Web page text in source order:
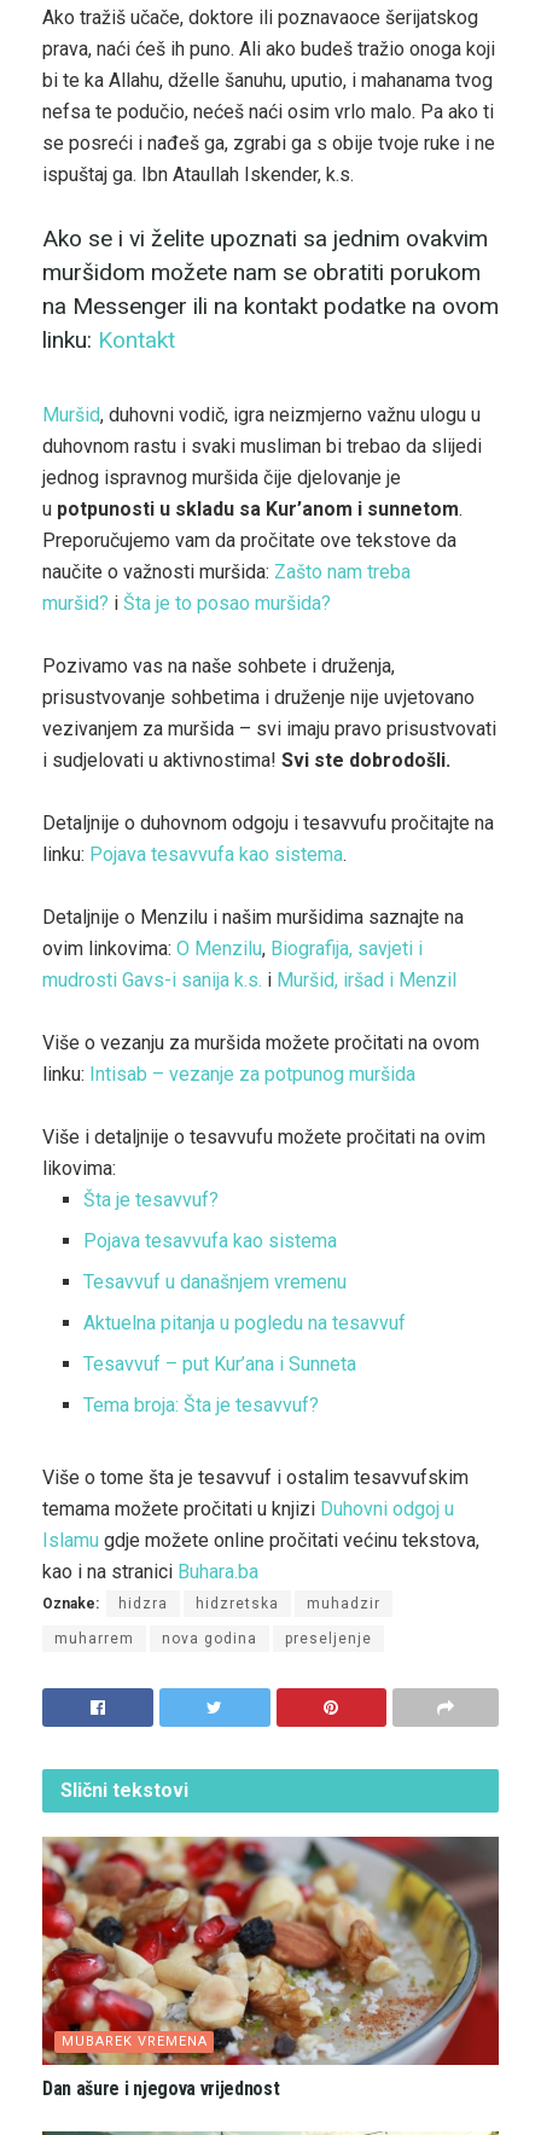
Ako tražiš učače, doktore ili poznavaoce šerijatskog
prava, naći ćeš ih puno. Ali ako budeš tražio onoga koji
bi te ka Allahu, dželle šanuhu, uputio, i mahanama tvog
nefsa te podučio, nećeš naći osim vrlo malo. Pa ako ti
se posreći i nađeš ga, zgrabi ga s obije tvoje ruke i ne
ispuštaj ga. Ibn Ataullah Iskender, k.s.
Ako se i vi želite upoznati sa jednim ovakvim
muršidom možete nam se obratiti porukom
na Messenger ili na kontakt podatke na ovom
linku: Kontakt
Muršid, duhovni vodič, igra neizmjerno važnu ulogu u
duhovnom rastu i svaki musliman bi trebao da slijedi
jednog ispravnog muršida čije djelovanje je
u potpunosti u skladu sa Kur’anom i sunnetom.
Preporučujemo vam da pročitate ove tekstove da
naučite o važnosti muršida: Zašto nam treba
muršid? i Šta je to posao muršida?
Pozivamo vas na naše sohbete i druženja,
prisustvovanje sohbetima i druženje nije uvjetovano
vezivanjem za muršida – svi imaju pravo prisustvovati
i sudjelovati u aktivnostima! Svi ste dobrodošli.
Detaljnije o duhovnom odgoju i tesavvufu pročitajte na
linku: Pojava tesavvufa kao sistema.
Detaljnije o Menzilu i našim muršidima saznajte na
ovim linkovima: O Menzilu, Biografija, savjeti i
mudrosti Gavs-i sanija k.s. i Muršid, iršad i Menzil
Više o vezanju za muršida možete pročitati na ovom
linku: Intisab – vezanje za potpunog muršida
Više i detaljnije o tesavvufu možete pročitati na ovim
likovima:
Šta je tesavvuf?
Pojava tesavvufa kao sistema
Tesavvuf u današnjem vremenu
Aktuelna pitanja u pogledu na tesavvuf
Tesavvuf – put Kur’ana i Sunneta
Tema broja: Šta je tesavvuf?
Više o tome šta je tesavvuf i ostalim tesavvufskim
temama možete pročitati u knjizi Duhovni odgoj u
Islamu gdje možete online pročitati većinu tekstova,
kao i na stranici Buhara.ba
Oznake: hidzra hidzretska muhadzir
muharrem nova godina preseljenje
Slični tekstovi
MUBAREK VREMENA
Dan ašure i njegova vrijednost